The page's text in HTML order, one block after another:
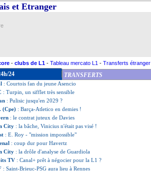
et Etranger
- clubs de L1 - Tableau mercato L1 - Transferts étranger
24 TRANSFERTS
: le programme du jour
City: le pari d'Agüero à 10 000 dollars
: Kurzawa a bien signé (officiel)
: Courtois fan du jeune Asencio
: Turpin, un sifflet très sensible
: Pulisic jusqu'en 2029 ?
(Cpe) : Barça-Atletico en demies !
: le contrat juteux de Davies
City : la bâche, Vinicius n'était pas visé !
: E. Roy - "mission impossible"
: coup dur pour Havertz
City : la drôle d'analyse de Guardiola
TV : Canal+ prêt à négocier pour la L1 ?
: Saint-Brieuc-PSG aura lieu à Rennes